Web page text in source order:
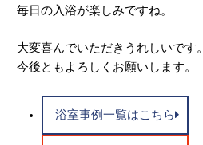
毎日の入浴が楽しみですね。
大変喜んでいただきうれしいです。
今後ともよろしくお願いします。
浴室事例一覧はこちら